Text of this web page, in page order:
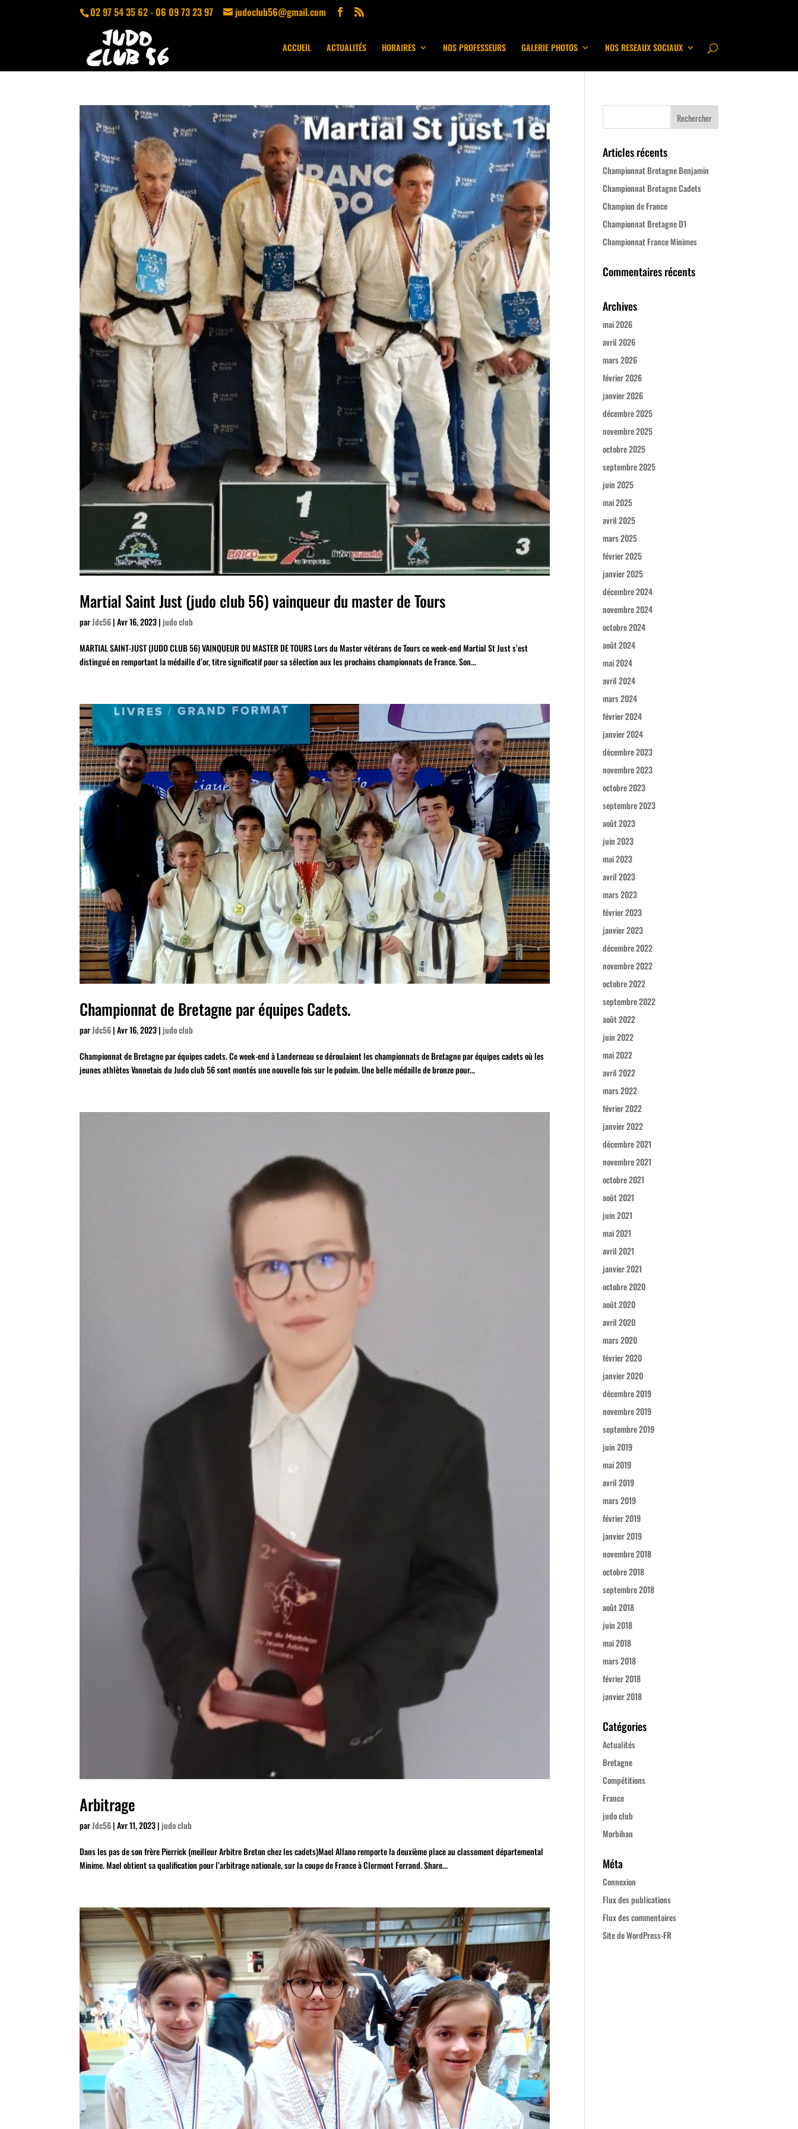
02 97 54 35 62 - 06 09 73 23 97 judoclub56@gmail.com
ACCUEIL ACTUALITÉS HORAIRES NOS PROFESSEURS GALERIE PHOTOS NOS RESEAUX SOCIAUX
Martial Saint Just (judo club 56) vainqueur du master de Tours
parJdc56|Avr 16, 2023| judo club
MARTIAL SAINT-JUST (JUDO CLUB 56) VAINQUEUR DU MASTER DE TOURS Lors du Master vétérans de Tours ce week-end Martial St Just s’est
distingué en remportant la médaille d’or, titre significatif pour sa sélection aux les prochains championnats de France. Son...
Championnat de Bretagne par équipes Cadets.
parJdc56|Avr 16, 2023| judo club
Championnat de Bretagne par équipes cadets. Ce week-end à Landerneau se déroulaient les championnats de Bretagne par équipes cadets où les
jeunes athlètes Vannetais du Judo club 56 sont montés une nouvelle fois sur le poduim. Une belle médaille de bronze pour...
Arbitrage
parJdc56|Avr 11, 2023| judo club
Dans les pas de son frère Pierrick (meilleur Arbitre Breton chez les cadets)Mael Allano remporte la deuxième place au classement départemental
Minime. Mael obtient sa qualification pour l’arbitrage nationale, sur la coupe de France à Clermont Ferrand. Share...
Articles récents
Championnat Bretagne Benjamin
Championnat Bretagne Cadets
Champion de France
Championnat Bretagne D1
Championnat France Minimes
Commentaires récents
Archives
mai 2026
avril 2026
mars 2026
février 2026
janvier 2026
décembre 2025
novembre 2025
octobre 2025
septembre 2025
juin 2025
mai 2025
avril 2025
mars 2025
février 2025
janvier 2025
décembre 2024
novembre 2024
octobre 2024
août 2024
mai 2024
avril 2024
mars 2024
février 2024
janvier 2024
décembre 2023
novembre 2023
octobre 2023
septembre 2023
août 2023
juin 2023
mai 2023
avril 2023
mars 2023
février 2023
janvier 2023
décembre 2022
novembre 2022
octobre 2022
septembre 2022
août 2022
juin 2022
mai 2022
avril 2022
mars 2022
février 2022
janvier 2022
décembre 2021
novembre 2021
octobre 2021
août 2021
juin 2021
mai 2021
avril 2021
janvier 2021
octobre 2020
août 2020
avril 2020
mars 2020
février 2020
janvier 2020
décembre 2019
novembre 2019
septembre 2019
juin 2019
mai 2019
avril 2019
mars 2019
février 2019
janvier 2019
novembre 2018
octobre 2018
septembre 2018
août 2018
juin 2018
mai 2018
mars 2018
février 2018
janvier 2018
Catégories
Actualités
Bretagne
Compétitions
France
judo club
Morbihan
Méta
Connexion
Flux des publications
Flux des commentaires
Site de WordPress-FR